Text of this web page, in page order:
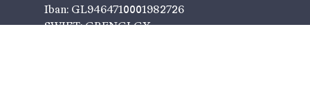
Iban: GL9464710001982726
SWIFT: GRENGLGX